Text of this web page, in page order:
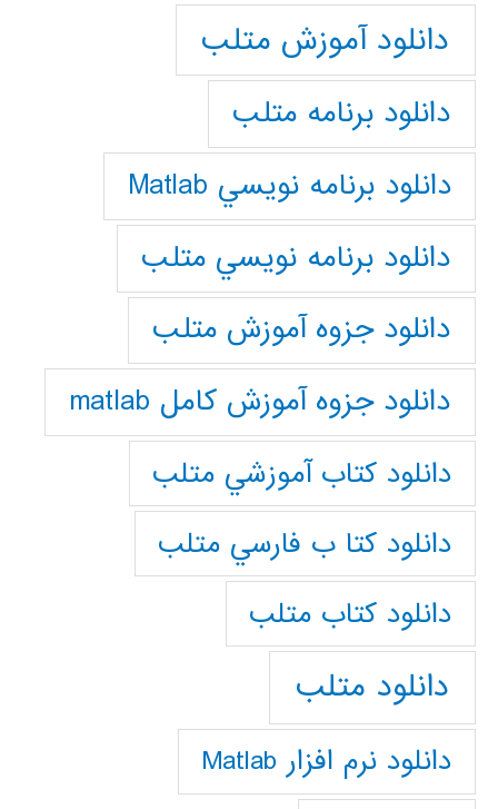
دانلود آموزش متلب
دانلود برنامه متلب
دانلود برنامه نويسي Matlab
دانلود برنامه نويسي متلب
دانلود جزوه آموزش متلب
دانلود جزوه آموزش کامل matlab
دانلود كتاب آموزشي متلب
دانلود كتا ب فارسي متلب
دانلود كتاب متلب
دانلود متلب
دانلود نرم افزار Matlab